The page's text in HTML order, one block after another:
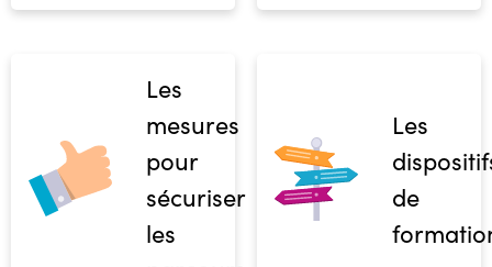
Les
mesures
pour
sécuriser
les
Les
de